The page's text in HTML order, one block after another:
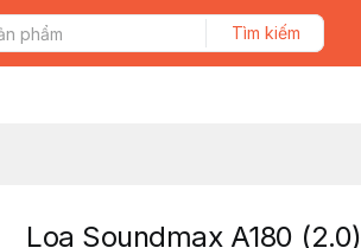
Tìm kiếm
Loa Soundmax A180 (2.0)